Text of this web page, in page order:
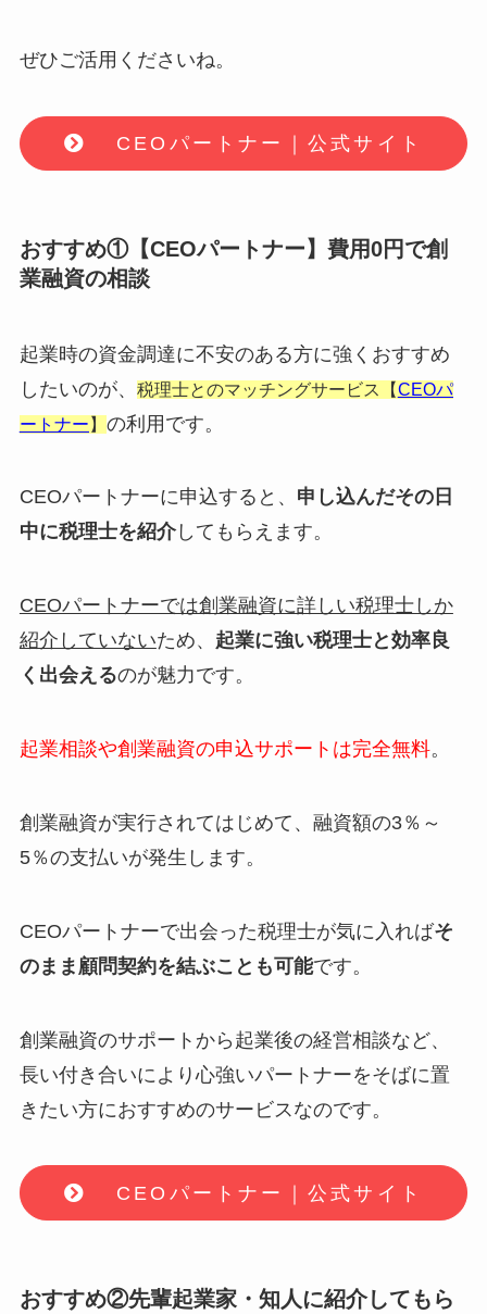
ぜひご活用くださいね。
CEOパートナー｜公式サイト
おすすめ①【CEOパートナー】費用0円で創
業融資の相談
起業時の資金調達に不安のある方に強くおすすめ
したいのが、 税理士とのマッチングサービス【CEOパ
ートナー 】 の利用です。
CEOパートナーに申込すると、 申し込んだその日
中に税理士を紹介してもらえます。
CEOパートナーでは創業融資に詳しい税理士しか
紹介していないため、 起業に強い税理士と効率良
く出会えるのが魅力です。
起業相談や創業融資の申込サポートは完全無料。
創業融資が実行されてはじめて、融資額の3％～
5％の支払いが発生します。
CEOパートナーで出会った税理士が気に入ればそ
のまま顧問契約を結ぶことも可能です。
創業融資のサポートから起業後の経営相談など、
長い付き合いにより心強いパートナーをそばに置
きたい方におすすめのサービスなのです。
CEOパートナー｜公式サイト
おすすめ②先輩起業家・知人に紹介してもら